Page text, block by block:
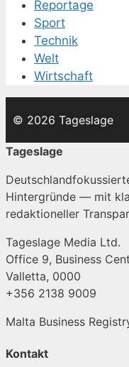
Reportage
Sport
Technik
Welt
Wirtschaft
© 2026 Tageslage
Tageslage
Hintergründe — mit
redaktioneller
Tageslage Media Ltd.
Office 9, Business
Valletta, 0000
+356 2138 9009
Malta Business
Kontakt